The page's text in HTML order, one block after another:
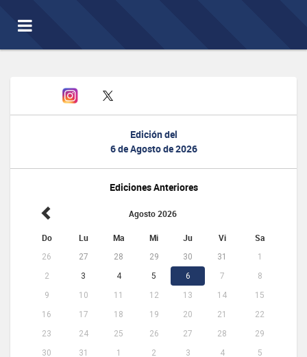
Toggle
navigation
Edición del
6 de Agosto de 2026
Ediciones Anteriores
Agosto 2026
Do Lu Ma Mi Ju Vi Sa
26 27 28 29 30 31
1
2
3 4 5 6 7
8
9
10 11 12 13 14
15
16
17 18 19 20 21
22
23
24 25 26 27 28
29
30
31 1 2 3 4 5